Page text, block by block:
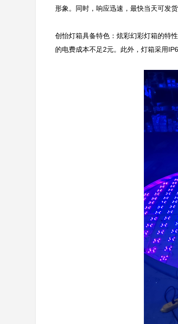
形象。同时，响应迅速，最快当天可发
创怡灯箱具备特色：炫彩幻彩灯箱的特
的电费成本不足2元。此外，灯箱采用